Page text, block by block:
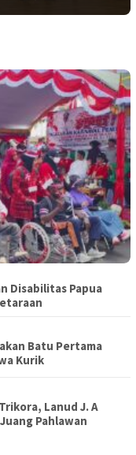
Disabilitas Papua
Batu Pertama
Kurik
Lanud J. A
Pahlawan